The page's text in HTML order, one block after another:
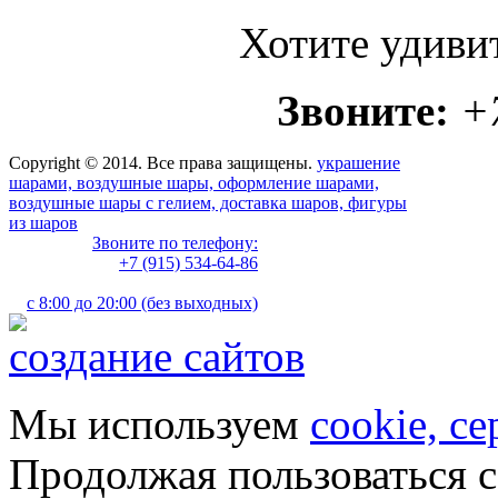
Хотите
Звоните:
Copyright © 2014. Все права защищены. украшение
шарами, воздушные шары, оформление шарами,
воздушные шары с гелием, доставка шаров, фигуры
из шаров
Звоните по телефону:
+7 (915) 534-64-86
с 8:00 до 20:00 (без выходных)
создание сайтов
Мы используем cookie,
Продолжая пользоваться